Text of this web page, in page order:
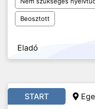
Beosztott
Eladó
START